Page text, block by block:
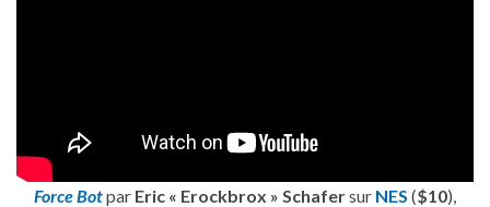
Force Botpar Eric « Erockbrox » Schafersur NES ($10),